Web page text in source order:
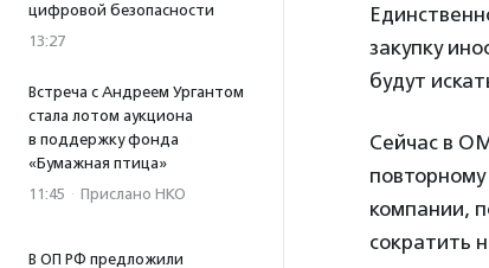
цифровой безопасности
13:27
Встреча с Андреем Ургантом
стала лотом аукциона
в поддержку фонда
«Бумажная птица»
11:45 · Прислано НКО
В ОП РФ предложили
закупку
будут
Сейчас в
компании,
сократить